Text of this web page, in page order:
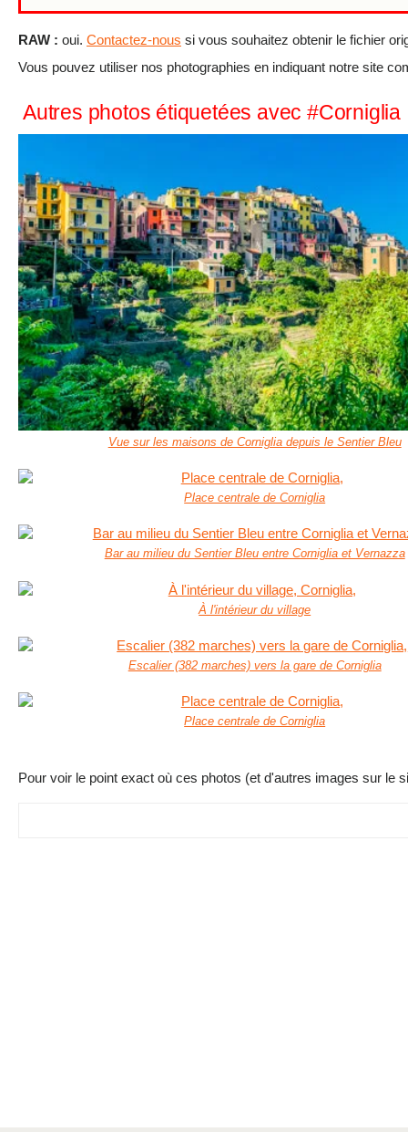
RAW : oui. Contactez-nous si vous souhaitez obtenir le fichier
Vous pouvez utiliser nos photographies en indiquant notre site
Autres photos étiquetées avec #Corniglia
Vue sur les maisons de Corniglia depuis le Sentier Bleu
Place centrale de Corniglia
Bar au milieu du Sentier Bleu entre Corniglia et Vernazza
À l'intérieur du village
Escalier (382 marches) vers la gare de Corniglia
Place centrale de Corniglia
Pour voir le point exact où ces photos (et d'autres images sur le